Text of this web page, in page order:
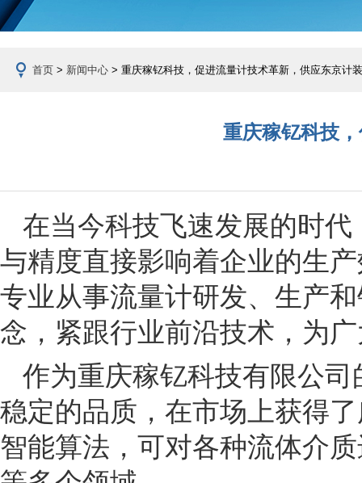
首页 > 新闻中心 > 重庆稼钇科技，促进流量计技术革新，供应东京计
重庆稼钇科技
在当今科技飞速发展的时
与精度直接影响着企业的生
专业从事流量计研发、生产
念，紧跟行业前沿技术，为
作为重庆稼钇科技有限公
稳定的品质，在市场上获得
智能算法，可对各种流体介